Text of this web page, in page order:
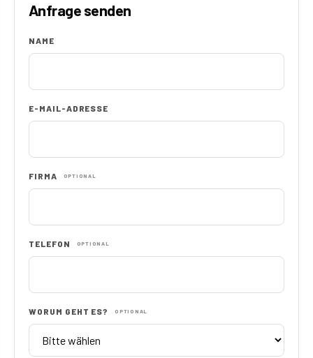
Anfrage senden
NAME
E-MAIL-ADRESSE
FIRMA OPTIONAL
TELEFON OPTIONAL
WORUM GEHT ES? OPTIONAL